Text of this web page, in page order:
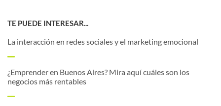
TE PUEDE INTERESAR...
La interacción en redes sociales y el marketing emocional
¿Emprender en Buenos Aires? Mira aquí cuáles son los
negocios más rentables